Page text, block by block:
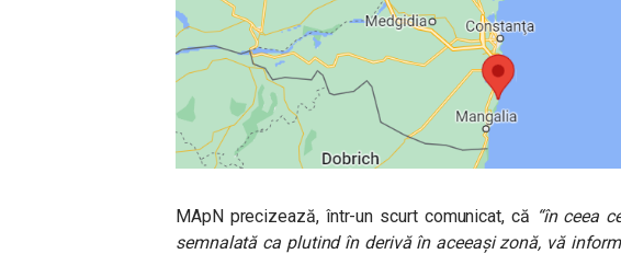
MApN precizează, într-un scurt comunicat, că “în ceea
semnalată ca plutind în derivă în aceeași zonă, vă